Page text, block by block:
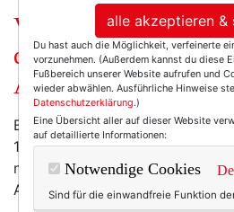
Vom Einatmen und
der
Arbeit zu tun hat.
Es ist abends, kurz vor acht.
15 Minuten hinter mir – nur
noch schreiben, diesen hier,
Arbeit. (Höchstens manchmal.)
alle akzeptieren &
Du hast auch die Möglichkeit, verfeinerte
vorzunehmen. (Außerdem kannst du diese
Fußbereich unserer Website aufrufen und
wieder abwählen. Ausführliche Hinweise
Datenschutzerklärung.)
Eine Übersicht aller auf dieser Website
auf detaillierte Informationen:
Notwendige Cookies
Sind für die einwandfreie Funktion